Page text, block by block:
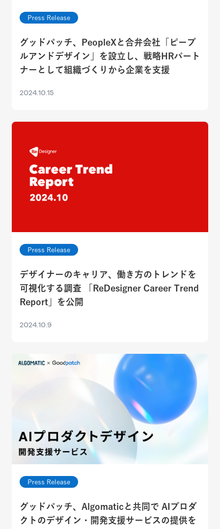
Press Release
グッドパッチ、PeopleXと合弁会社「ピープ
ルアンドデザイン」を設立し、戦略HRパート
ナーとして組織づくりから企業を支援
2024.10.15
Press Release
デザイナーのキャリア、働き方のトレンドを
可視化する調査 「ReDesigner Career Trend
Report」を公開
2024.10.9
Press Release
グッドパッチ、Algomaticと共同で AIプロダ
クトのデザイン・開発支援サービスの提供を